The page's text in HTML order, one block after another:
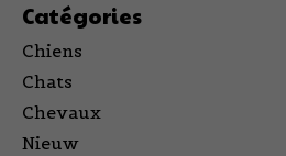
Catégories
Chiens
Chats
Chevaux
Nieuw